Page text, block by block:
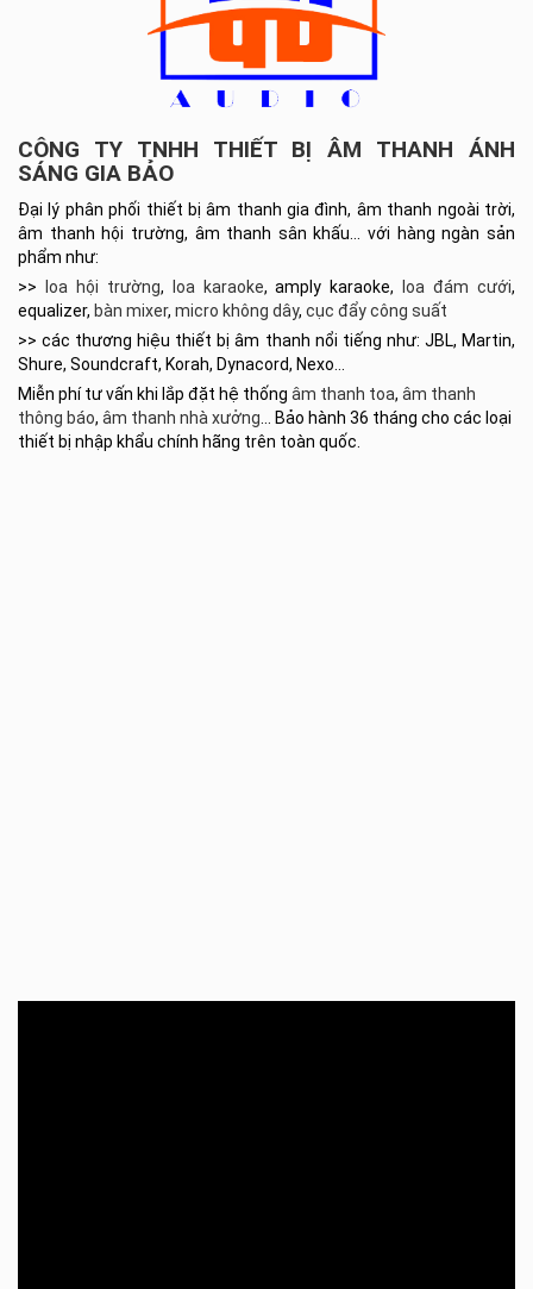
CÔNG TY TNHH THIẾT BỊ ÂM THANH ÁNH
SÁNG GIA BẢO
Đại lý phân phối thiết bị âm thanh gia đình, âm thanh ngoài trời,
âm thanh hội trường, âm thanh sân khấu… với hàng ngàn sản
phẩm như:
>>
loa hội trường, loa karaoke, amply karaoke, loa đám cưới,
equalizer, bàn mixer, micro không dây, cục đẩy công suất
>> các thương hiệu thiết bị âm thanh nổi tiếng như: JBL, Martin,
Shure, Soundcraft, Korah, Dynacord, Nexo…
Miễn phí tư vấn khi lắp đặt hệ thống âm thanh toa, âm thanh
thông báo, âm thanh nhà xưởng… Bảo hành 36 tháng cho các loại
thiết bị nhập khẩu chính hãng trên toàn quốc.